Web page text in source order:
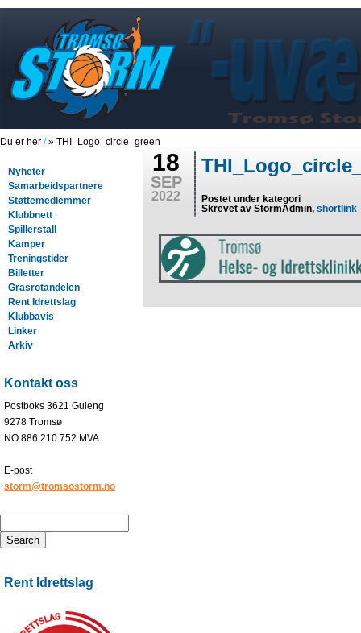
Du er her /» THI_Logo_circle_green
Nyheter
Samarbeidspartnere
Støttemedlemmer
Klubbnett
Spillerstall
Kamper
Treningstider
Billetter
Grasrotandelen
Rent Idrettslag
Klubbavis
Linker
Arkiv
Kontakt oss
Postboks 3621 Guleng
9278 Tromsø
NO 886 210 752 MVA
E-post
storm@tromsostorm.no
Rent Idrettslag
18
SEP
2022
Postet under kategori
Skrevet av StormAdmin,shortlink